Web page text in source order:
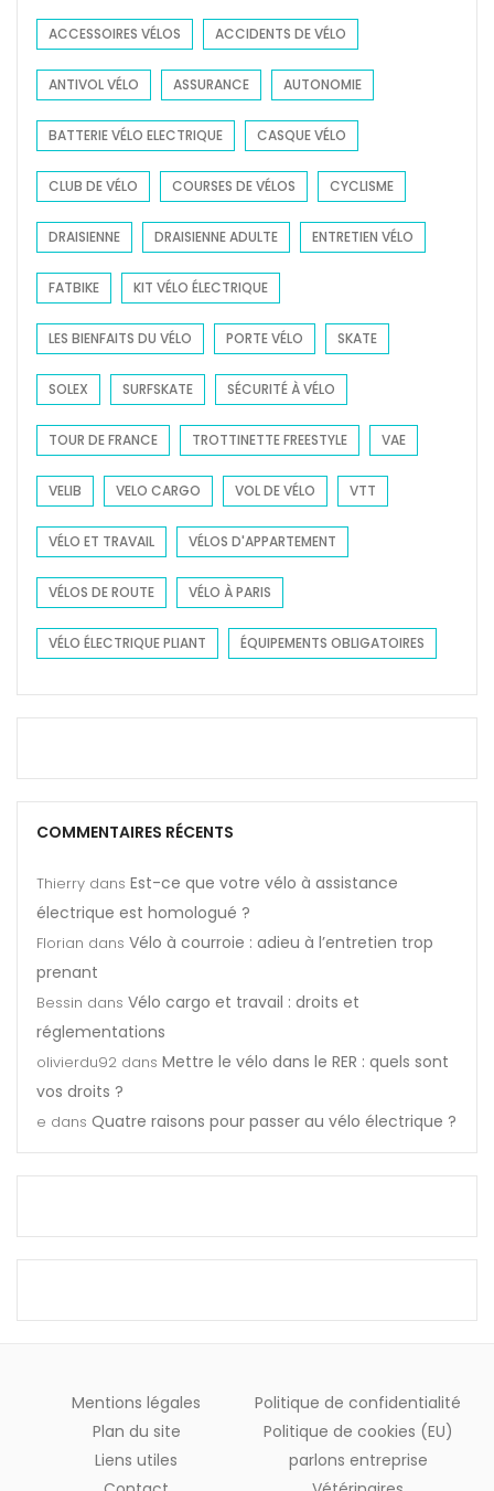
f
r
:
ACCESSOIRES VÉLOS ACCIDENTS DE VÉLO
ANTIVOL VÉLO ASSURANCE AUTONOMIE
BATTERIE VÉLO ELECTRIQUE CASQUE VÉLO
CLUB DE VÉLO COURSES DE VÉLOS CYCLISME
DRAISIENNE DRAISIENNE ADULTE ENTRETIEN VÉLO
FATBIKE KIT VÉLO ÉLECTRIQUE
LES BIENFAITS DU VÉLO PORTE VÉLO SKATE
SOLEX SURFSKATE SÉCURITÉ À VÉLO
TOUR DE FRANCE TROTTINETTE FREESTYLE VAE
VELIB VELO CARGO VOL DE VÉLO VTT
VÉLO ET TRAVAIL VÉLOS D'APPARTEMENT
VÉLOS DE ROUTE VÉLO À PARIS
VÉLO ÉLECTRIQUE PLIANT ÉQUIPEMENTS OBLIGATOIRES
COMMENTAIRES RÉCENTS
Thierry dans Est-ce que votre vélo à assistance
électrique est homologué ?
Florian dans Vélo à courroie : adieu à l’entretien trop
prenant
Bessin dans Vélo cargo et travail : droits et
réglementations
olivierdu92 dans Mettre le vélo dans le RER : quels sont
vos droits ?
e dans Quatre raisons pour passer au vélo électrique ?
Mentions légales
Plan du site
Liens utiles
Politique de confidentialité
Politique de cookies (EU)
parlons entreprise